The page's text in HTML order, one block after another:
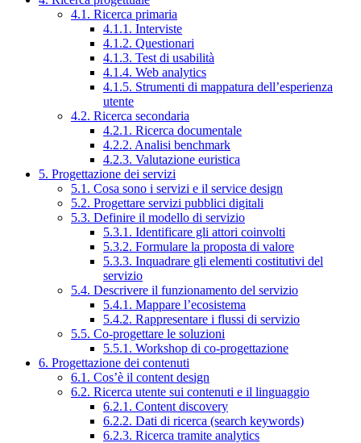
4.1. Ricerca primaria
4.1.1. Interviste
4.1.2. Questionari
4.1.3. Test di usabilità
4.1.4. Web analytics
4.1.5. Strumenti di mappatura dell’esperienza
utente
4.2. Ricerca secondaria
4.2.1. Ricerca documentale
4.2.2. Analisi benchmark
4.2.3. Valutazione euristica
5. Progettazione dei servizi
5.1. Cosa sono i servizi e il service design
5.2. Progettare servizi pubblici digitali
5.3. Definire il modello di servizio
5.3.1. Identificare gli attori coinvolti
5.3.2. Formulare la proposta di valore
5.3.3. Inquadrare gli elementi costitutivi del
servizio
5.4. Descrivere il funzionamento del servizio
5.4.1. Mappare l’ecosistema
5.4.2. Rappresentare i flussi di servizio
5.5. Co-progettare le soluzioni
5.5.1. Workshop di co-progettazione
6. Progettazione dei contenuti
6.1. Cos’è il content design
6.2. Ricerca utente sui contenuti e il linguaggio
6.2.1. Content discovery
6.2.2. Dati di ricerca (search keywords)
6.2.3. Ricerca tramite analytics